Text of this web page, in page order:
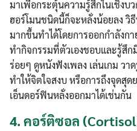
มาเพื่อกระตุ้นความรู้สึกในเชิงบ
ฮอร์โมนชนิดนี้ก็จะหลั่งน้อยลง วิ
มากขึ้นทำได้โดยการออกกำลัง
ทำกิจกรรมที่ตัวเองชอบและรู้สึ
ร่อยๆ ดูหนังฟังเพลง เล่นเกม ว
ทำให้จิตใจสงบ หรือการถึงจุด
เอ็นดอร์ฟินหลั่งออกมาได้เช่นกัน
4. คอร์ติซอล